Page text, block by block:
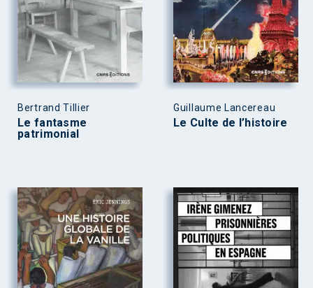
Bertrand Tillier
Le fantasme
patrimonial
Guillaume Lancereau
Le Culte de l’histoire